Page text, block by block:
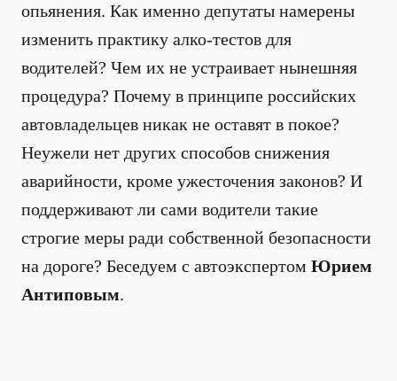
опьянения. Как именно депутаты намерены
изменить практику алко-тестов для
водителей? Чем их не устраивает нынешняя
процедура? Почему в принципе российских
автовладельцев никак не оставят в покое?
Неужели нет других способов снижения
аварийности, кроме ужесточения законов? И
поддерживают ли сами водители такие
строгие меры ради собственной безопасности
на дороге? Беседуем с автоэкспертом Юрием
Антиповым.